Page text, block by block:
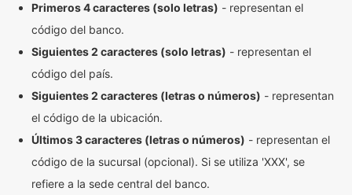
Primeros 4 caracteres (solo letras) - representan el
código del banco.
Siguientes 2 caracteres (solo letras) - representan el
código del país.
Siguientes 2 caracteres (letras o números) - representan
el código de la ubicación.
Últimos 3 caracteres (letras o números) - representan el
código de la sucursal (opcional). Si se utiliza 'XXX', se
refiere a la sede central del banco.